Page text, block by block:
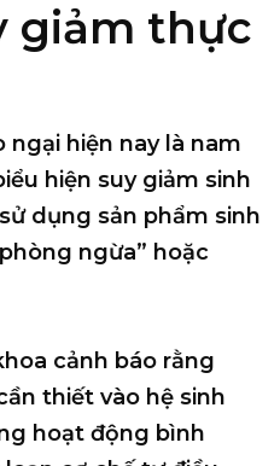
giảm thực
hiện nay là nam
hiện suy giảm sinh
dụng sản phẩm sinh
ngừa” hoặc
cảnh báo rằng
thiết vào hệ sinh
hoạt động bình